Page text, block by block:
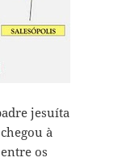
jesuíta
à
os